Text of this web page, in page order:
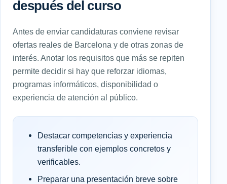
después del curso
Antes de enviar candidaturas conviene revisar
ofertas reales de Barcelona y de otras zonas de
interés. Anotar los requisitos que más se repiten
permite decidir si hay que reforzar idiomas,
programas informáticos, disponibilidad o
experiencia de atención al público.
Destacar competencias y experiencia
transferible con ejemplos concretos y
verificables.
Preparar una presentación breve sobre